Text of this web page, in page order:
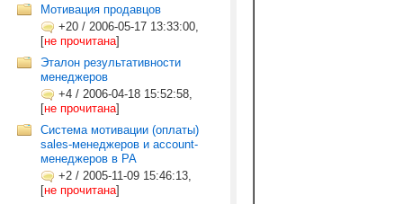
Мотивация продавцов
+20 / 2006-05-17 13:33:00,
[не прочитана]
Эталон результативности
менеджеров
+4 / 2006-04-18 15:52:58,
[не прочитана]
Система мотивации (оплаты)
sales-менеджеров и account-
менеджеров в РА
+2 / 2005-11-09 15:46:13,
[не прочитана]